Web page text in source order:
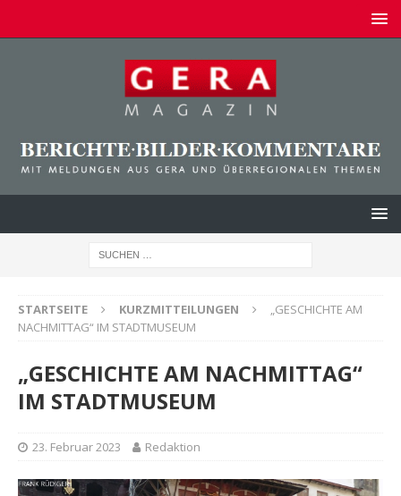
STARTSEITE KURZMITTEILUNGEN
„GESCHICHTE AM
NACHMITTAG“ IM STADTMUSEUM
„GESCHICHTE AM NACHMITTAG“
IM STADTMUSEUM
23. Februar 2023 Redaktion